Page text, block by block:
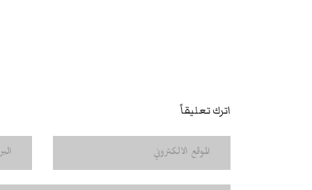
اترك تعليقاً